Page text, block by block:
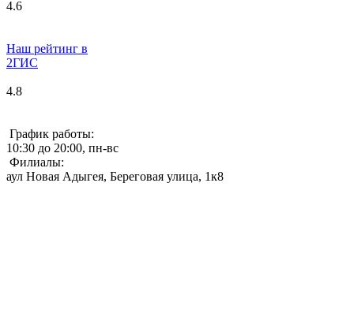
4.6
Наш рейтинг в
2ГИС
4.8
График работы:
10:30 до 20:00, пн-вс
Филиалы:
аул Новая Адыгея, Береговая улица, 1к8